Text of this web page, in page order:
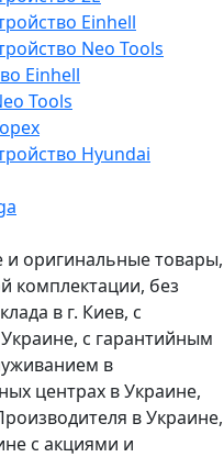
Einhell
Neo Tools
Einhell
Tools
Hyundai
и оригинальные товары,
комплектации, без
в г. Киев, с
с гарантийным
в
центрах в Украине,
в Украине,
с акциями и